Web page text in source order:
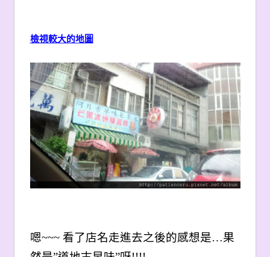
檢視較大的地圖
嗯~~~ 看了店名走進去之後的感想是…果